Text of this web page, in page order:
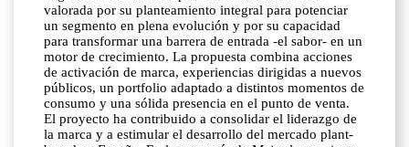
valorada por su planteamiento integral para potenciar
un segmento en plena evolución y por su capacidad
para transformar una barrera de entrada -el sabor- en un
motor de crecimiento. La propuesta combina acciones
de activación de marca, experiencias dirigidas a nuevos
públicos, un portfolio adaptado a distintos momentos de
consumo y una sólida presencia en el punto de venta.
El proyecto ha contribuido a consolidar el liderazgo de
la marca y a estimular el desarrollo del mercado plant-